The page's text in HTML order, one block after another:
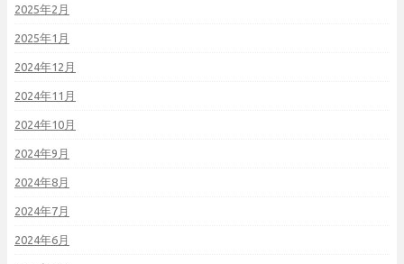
2025年2月
2025年1月
2024年12月
2024年11月
2024年10月
2024年9月
2024年8月
2024年7月
2024年6月